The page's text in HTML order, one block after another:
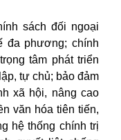
sách đối ngoại
đa phương; chính
tâm phát triển
tự chủ; bảo đảm
xã hội, nâng cao
văn hóa tiên tiến,
hệ thống chính trị